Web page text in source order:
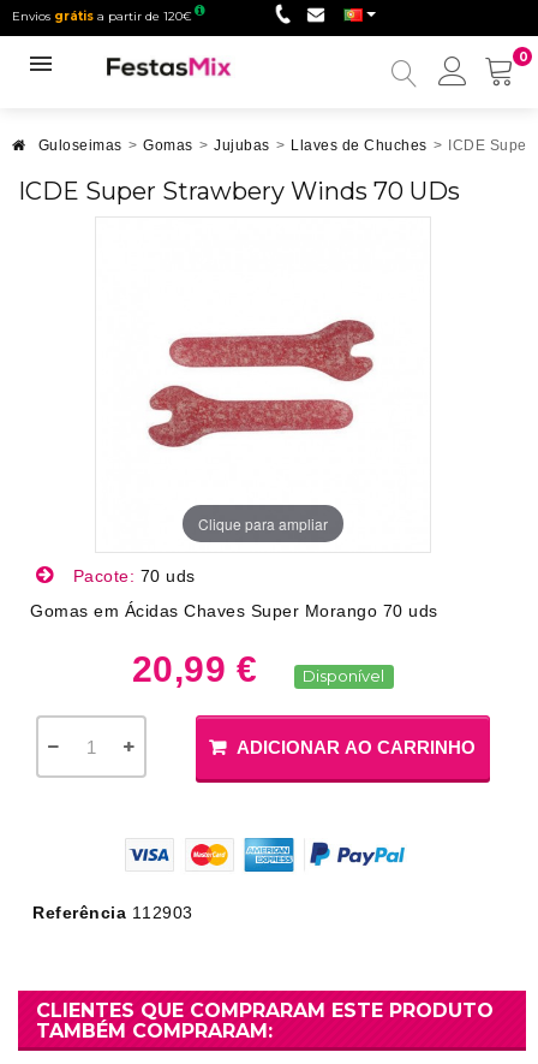
Envios grátis a partir de 120€
0
Minha
Guloseimas > Gomas > Jujubas > Llaves de Chuches > ICDE
ICDE Super Strawbery Winds 70 UDs
Clique para ampliar
Pacote: 70 uds
Gomas em Ácidas Chaves Super Morango 70 uds
20,99 € Disponível
ADICIONAR AO CARRINHO
Referência 112903
CLIENTES QUE COMPRARAM ESTE PRODUTO
TAMBÉM COMPRARAM: